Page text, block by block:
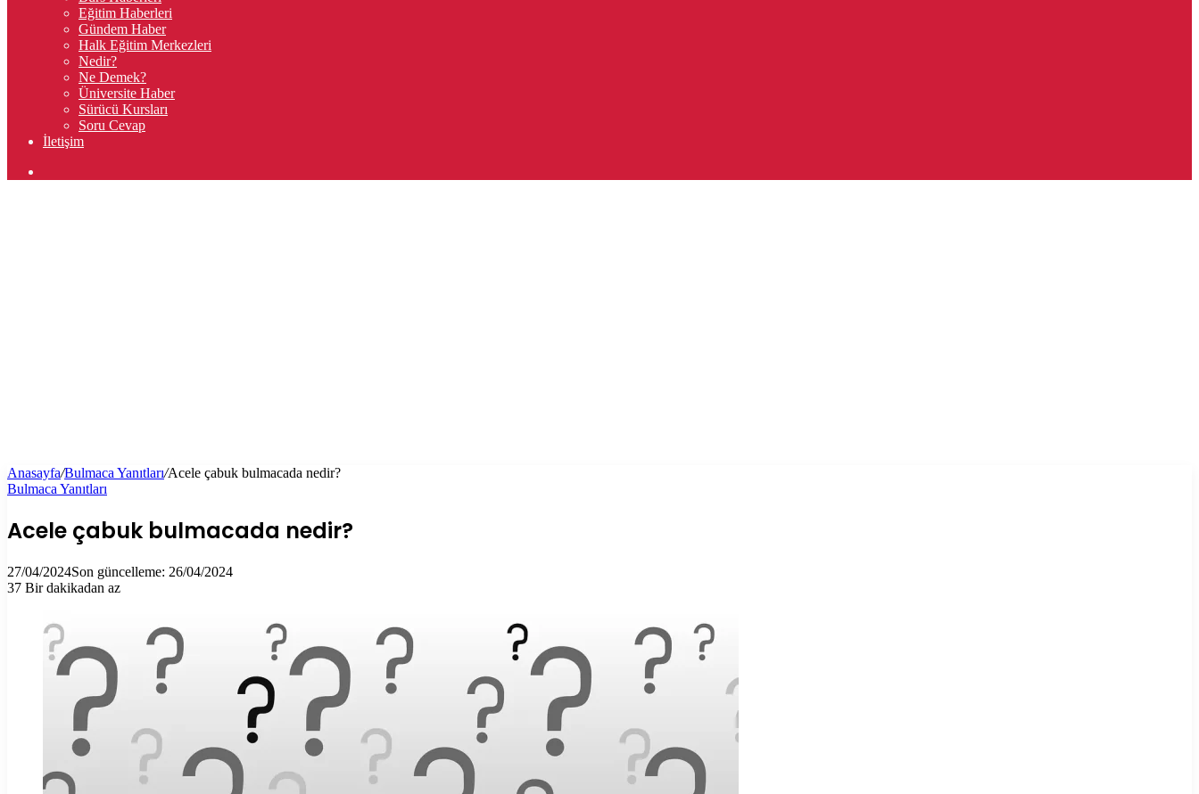
Eğitim Haberleri
Gündem Haber
Halk Eğitim Merkezleri
Nedir?
Ne Demek?
Üniversite Haber
Sürücü Kursları
Soru Cevap
İletişim
Anasayfa/Bulmaca Yanıtları/Acele çabuk bulmacada nedir?
Bulmaca Yanıtları
Acele çabuk bulmacada nedir?
27/04/2024Son güncelleme: 26/04/2024
37 Bir dakikadan az